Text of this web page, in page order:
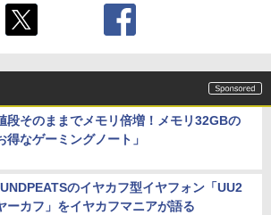
段そのままでメモリ倍増！メモリ32GBの
得なゲーミングノート」
のイヤカフ型イヤフォン「UU2
ーカフ」をイヤカフマニアが語る